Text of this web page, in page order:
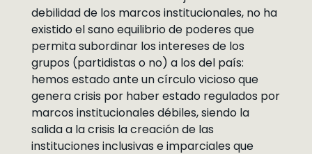
debilidad de los marcos institucionales, no ha
existido el sano equilibrio de poderes que
permita subordinar los intereses de los
grupos (partidistas o no) a los del país:
hemos estado ante un círculo vicioso que
genera crisis por haber estado regulados por
marcos institucionales débiles, siendo la
salida a la crisis la creación de las
instituciones inclusivas e imparciales que